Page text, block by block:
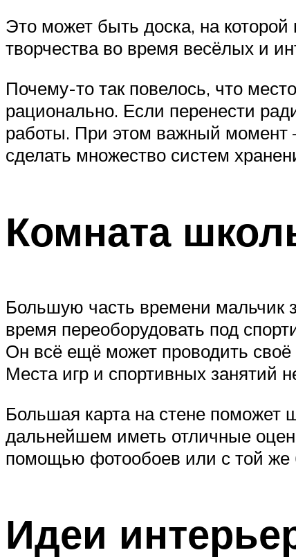
Это может быть доска, на
творчества во время весёлых и
Почему-то так повелось, что
рационально. Если перенести
работы. При этом важный момент
сделать множество систем
Комната
Большую часть времени мальчик
время переоборудовать под
Он всё ещё может проводить своё
Места игр и спортивных занятий
Большая карта на стене поможет
дальнейшем иметь отличные
помощью фотообоев или с той же
Идеи